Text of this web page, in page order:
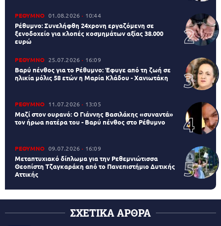
ΡΕΘΥΜΝΟ 01.08.2026 10:44
Ρέθυμνο: Συνελήφθη 24χρονη εργαζόμενη σε
ξενοδοχείο για κλοπές κοσμημάτων αξίας 38.000
ευρώ
ΡΕΘΥΜΝΟ 25.07.2026 16:09
Βαρύ πένθος για το Ρέθυμνο: Έφυγε από τη ζωή σε
ηλικία μόλις 58 ετών η Μαρία Κλάδου - Χανιωτάκη
ΡΕΘΥΜΝΟ 11.07.2026 13:05
Μαζί στον ουρανό: Ο Γιάννης Βασιλάκης «συναντά»
τον ήρωα πατέρα του - Βαρύ πένθος στο Ρέθυμνο
ΡΕΘΥΜΝΟ 09.07.2026 16:09
Μεταπτυχιακό δίπλωμα για την Ρεθεμνιώτισσα
Θεοπίστη Τζαγκαράκη από το Πανεπιστήμιο Δυτικής
Αττικής
ΣΧΕΤΙΚΑ ΑΡΘΡΑ